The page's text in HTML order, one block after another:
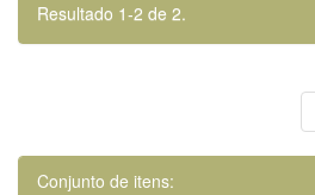
Resultado 1-2 de 2.
Conjunto de itens: